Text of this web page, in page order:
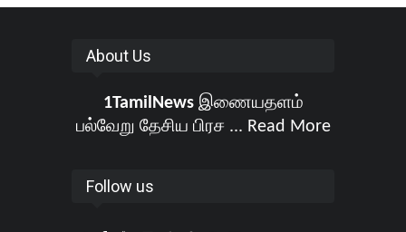
About Us
1TamilNewsஇணையதளம்
பல்வேறு தேசிய பிரச ... Read More
Follow us